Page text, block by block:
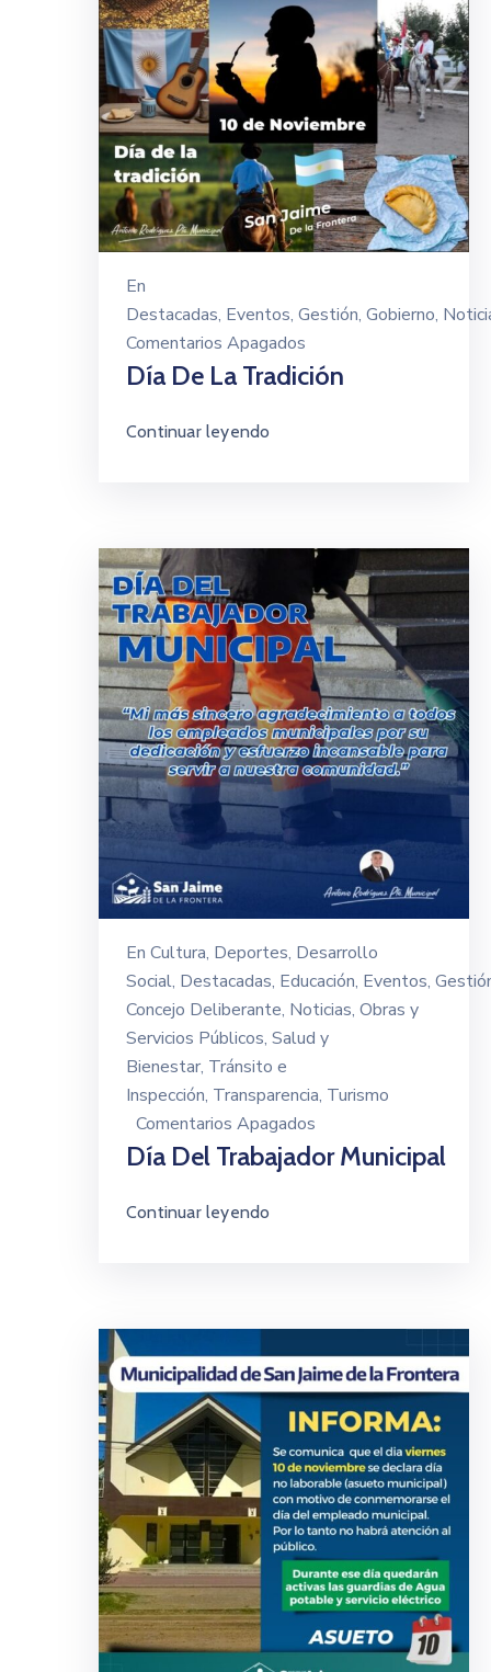
En
Destacadas‚ Eventos‚ Gestión‚ Gobierno‚
Comentarios Apagados
Día De La Tradición
Continuar leyendo
En Cultura‚ Deportes‚ Desarrollo
Social‚ Destacadas‚ Educación‚ Eventos‚
Concejo Deliberante‚ Noticias‚ Obras y
Servicios Públicos‚ Salud y
Bienestar‚ Tránsito e
Inspección‚ Transparencia‚ Turismo
Comentarios Apagados
Día Del Trabajador Municipal
Continuar leyendo